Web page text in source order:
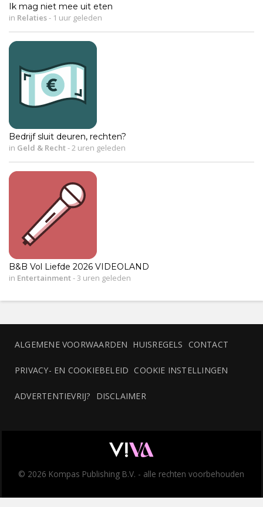
Ik mag niet mee uit eten
in Relaties- 1 uur geleden
Bedrijf sluit deuren, rechten?
in Geld & Recht- 2 uren geleden
B&B Vol Liefde 2026 VIDEOLAND
in Entertainment- 3 uren geleden
ALGEMENE VOORWAARDEN HUISREGELS CONTACT
PRIVACY- EN COOKIEBELEID COOKIE INSTELLINGEN
ADVERTENTIEVRIJ? DISCLAIMER
© 2026 Kompas Publishing B.V. - alle rechten voorbehouden